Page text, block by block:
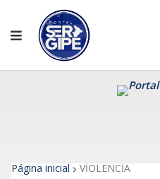
Página inicial VİOLÊNCİA